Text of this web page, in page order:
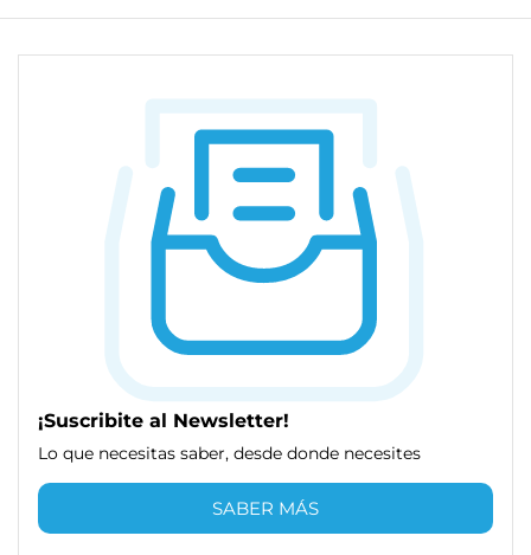
¡Suscribite al Newsletter!
Lo que necesitas saber, desde donde necesites
SABER MÁS